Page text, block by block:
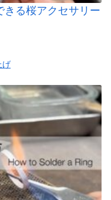
きる桜アクセサリー
げ